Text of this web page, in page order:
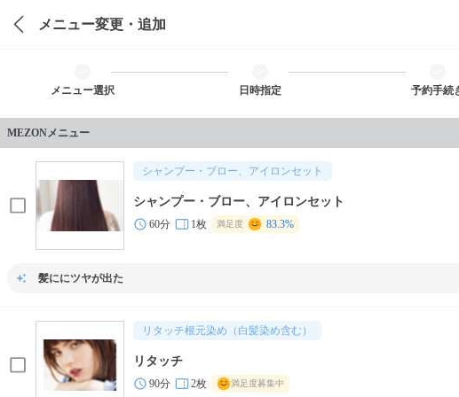
メニュー変更・追加
メニュー選択 日時指定 予約手続
MEZONメニュー
シャンプー・ブロー、アイロンセット
シャンプー・ブロー、アイロンセット
60分 1枚 満足度 83.3%
髪ににツヤが出た
リタッチ根元染め（白髪染め含む）
リタッチ
90分 2枚 満足度募集中